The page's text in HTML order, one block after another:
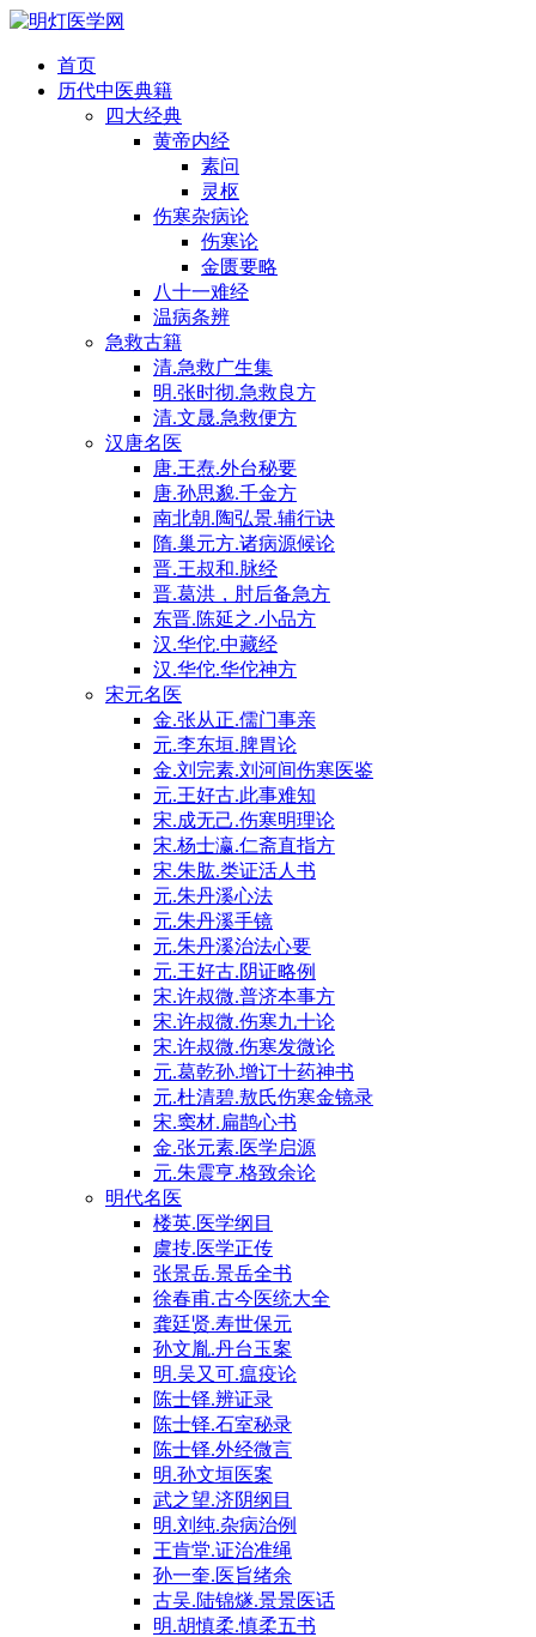
首页
历代中医典籍
四大经典
黄帝内经
素问
灵枢
伤寒杂病论
伤寒论
金匮要略
八十一难经
温病条辨
急救古籍
清.急救广生集
明.张时彻.急救良方
清.文晟.急救便方
汉唐名医
唐.王焘.外台秘要
唐.孙思邈.千金方
南北朝.陶弘景.辅行诀
隋.巢元方.诸病源候论
晋.王叔和.脉经
晋.葛洪，肘后备急方
东晋.陈延之.小品方
汉.华佗.中藏经
汉.华佗.华佗神方
宋元名医
金.张从正.儒门事亲
元.李东垣.脾胃论
金.刘完素.刘河间伤寒医鉴
元.王好古.此事难知
宋.成无己.伤寒明理论
宋.杨士瀛.仁斋直指方
宋.朱肱.类证活人书
元.朱丹溪心法
元.朱丹溪手镜
元.朱丹溪治法心要
元.王好古.阴证略例
宋.许叔微.普济本事方
宋.许叔微.伤寒九十论
宋.许叔微.伤寒发微论
元.葛乾孙.增订十药神书
元.杜清碧.敖氏伤寒金镜录
宋.窦材.扁鹊心书
金.张元素.医学启源
元.朱震亨.格致余论
明代名医
楼英.医学纲目
虞抟.医学正传
张景岳.景岳全书
徐春甫.古今医统大全
龚廷贤.寿世保元
孙文胤.丹台玉案
明.吴又可.瘟疫论
陈士铎.辨证录
陈士铎.石室秘录
陈士铎.外经微言
明.孙文垣医案
武之望.济阴纲目
明.刘纯.杂病治例
王肯堂.证治准绳
孙一奎.医旨绪余
古吴.陆锦燧.景景医话
明.胡慎柔.慎柔五书